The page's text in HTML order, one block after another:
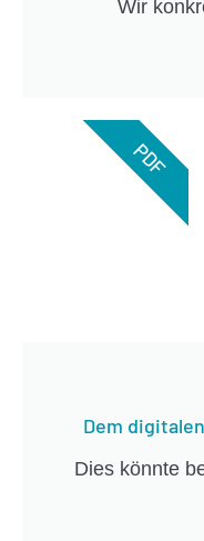
Wir
Dem
Dies könnte
PDF